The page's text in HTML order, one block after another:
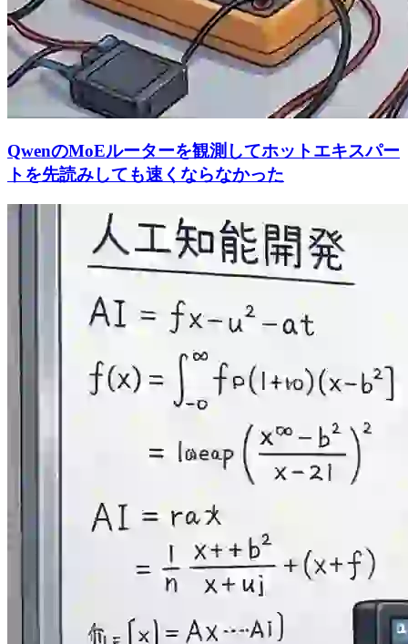
QwenのMoEルーターを観測してホットエキスパー
トを先読みしても速くならなかった